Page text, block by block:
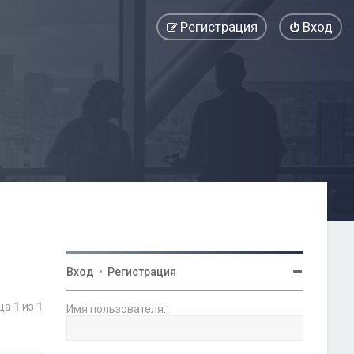
Вход
Регистрация
1 из 1
Вход • Регистрация
Имя пользователя: